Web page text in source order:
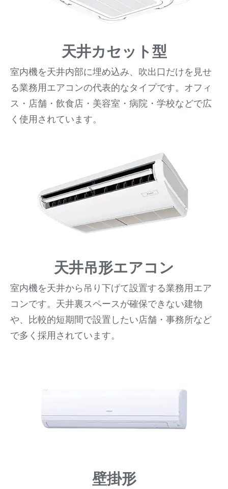
天井カセット型
室内機を天井内部に埋め込み、吹出口だけを見せ
る業務用エアコンの代表的なタイプです。オフィ
ス・店舗・飲食店・美容室・病院・学校などで広
く使用されています。
天井吊形エアコン
室内機を天井から吊り下げて設置する業務用エア
コンです。天井裏スペースが確保できない建物
や、比較的短期間で設置したい店舗・事務所など
で多く採用されています。
壁掛形